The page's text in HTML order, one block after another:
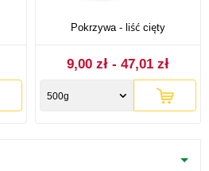
Pokrzywa - liść cięty
9,00 zł - 47,01 zł
500g